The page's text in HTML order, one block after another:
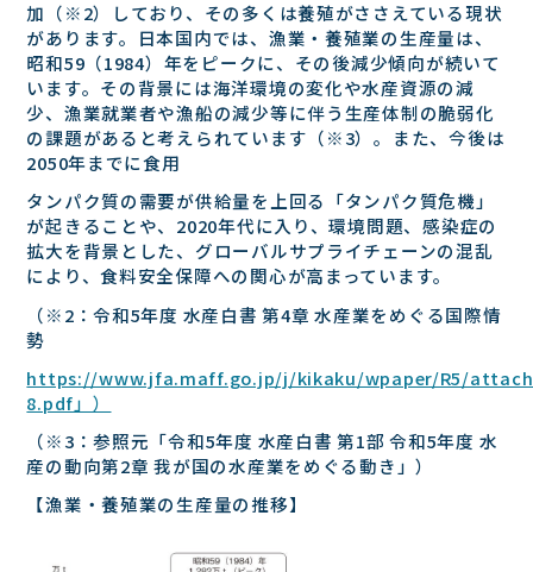
加（※2）しており、その多くは養殖がささえている現状
があります。⽇本国内では、漁業・養殖業の⽣産量は、
昭和59（1984）年をピークに、その後減少傾向が続いて
います。その背景には海洋環境の変化や⽔産資源の減
少、漁業就業者や漁船の減少等に伴う⽣産体制の脆弱化
の課題があると考えられています（※3）。また、今後は
2050年までに⾷⽤
タンパク質の需要が供給量を上回る「タンパク質危機」
が起きることや、2020年代に⼊り、環境問題、感染症の
拡⼤を背景とした、グローバルサプライチェーンの混乱
により、⾷料安全保障への関⼼が⾼まっています。
（※2：令和5年度 ⽔産⽩書 第4章 ⽔産業をめぐる国際情
勢
https://www.jfa.maff.go.jp/j/kikaku/wpaper/R5/
8.pdf」）
（※3：参照元「令和5年度 ⽔産⽩書 第1部 令和5年度 ⽔
産の動向第2章 我が国の⽔産業をめぐる動き」）
【漁業・養殖業の⽣産量の推移】